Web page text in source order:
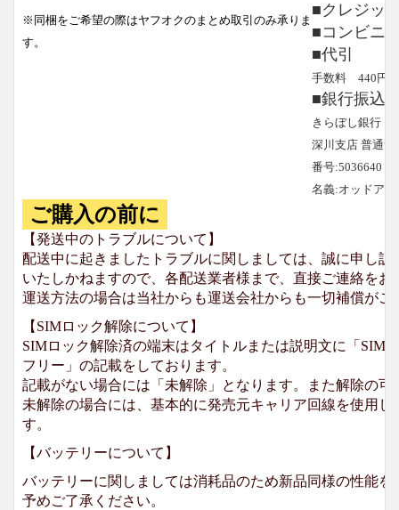
※同梱をご希望の際はヤフオクのまとめ取引のみ承りま
す。
■クレジッ
■コンビニ
■代引
手数料 440円と
■銀行振込
きらぼし銀行
深川支店 普通預
番号:5036640
名義:オッドア
ご購入の前に
【発送中のトラブルについて】
配送中に起きましたトラブルに関しましては、誠に申し
いたしかねますので、各配送業者様まで、直接ご連絡を
運送方法の場合は当社からも運送会社からも一切補償がご
【SIMロック解除について】
SIMロック解除済の端末はタイトルまたは説明文に「SIM
フリー」の記載をしております。
記載がない場合には「未解除」となります。また解除の可
未解除の場合には、基本的に発売元キャリア回線を使用
す。
【バッテリーについて】
バッテリーに関しましては消耗品のため新品同様の性能
予めご了承ください。